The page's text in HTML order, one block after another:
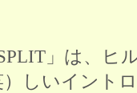
」は、ヒ
しいイント